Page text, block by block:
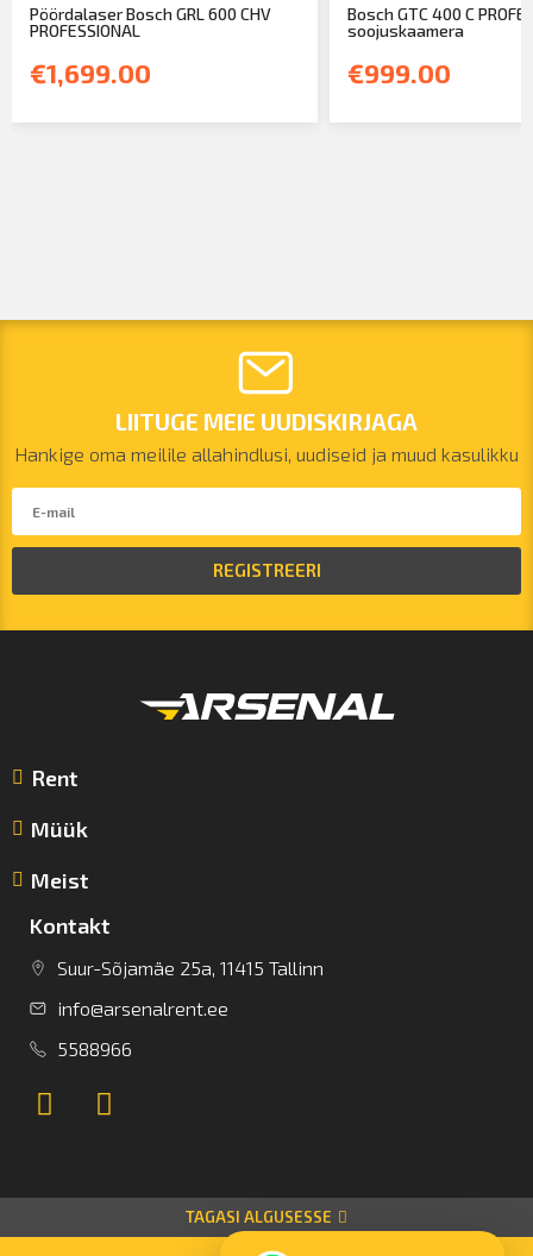
Pöördalaser Bosch GRL 600 CHV
PROFESSIONAL
€1,699.00
Bosch GTC 400 C
soojuskaamera
€999.00
LIITUGE MEIE UUDISKIRJAGA
Hankige oma meilile allahindlusi, uudiseid ja muud kasulikku
REGISTREERI
Rent
Müük
Meist
Kontakt
Suur-Sõjamäe 25a, 11415 Tallinn
info@arsenalrent.ee
5588966
TAGASI ALGUSESSE